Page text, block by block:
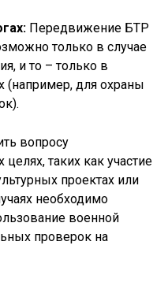
Передвижение БТР
только в случае
и то – только в
(например, для охраны
вопросу
таких как участие
проектах или
необходимо
военной
проверок на